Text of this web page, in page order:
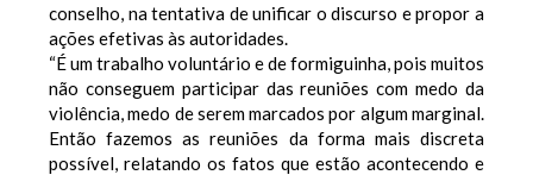
conselho, na tentativa de unificar o discurso e propor a
ações efetivas às autoridades.
“É um trabalho voluntário e de formiguinha, pois muitos
não conseguem participar das reuniões com medo da
violência, medo de serem marcados por algum marginal.
Então fazemos as reuniões da forma mais discreta
possível, relatando os fatos que estão acontecendo e